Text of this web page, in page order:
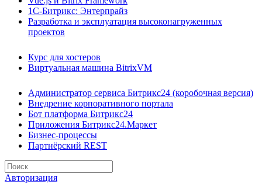
1С-Битрикс: Энтерпрайз
Разработка и эксплуатация высоконагруженных
проектов
Курс для хостеров
Виртуальная машина BitrixVM
Администратор сервиса Битрикс24 (коробочная версия)
Внедрение корпоративного портала
Бот платформа Битрикс24
Приложения Битрикс24.Маркет
Бизнес-процессы
Партнёрский REST
Авторизация